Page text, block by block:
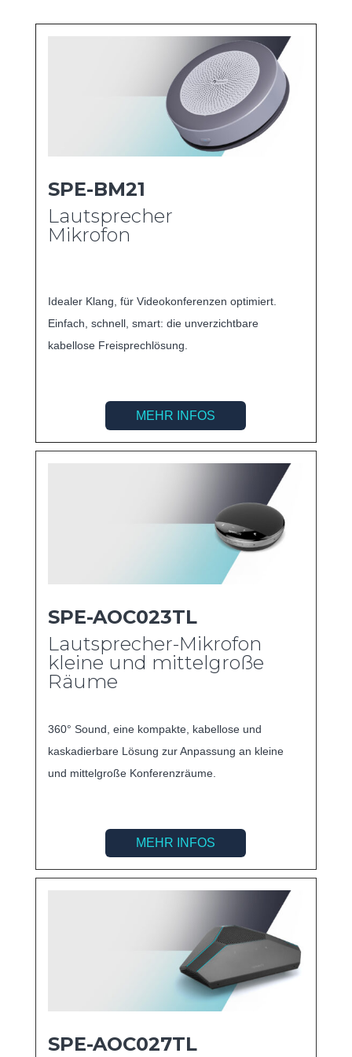
SPE-BM21
Lautsprecher
Mikrofon
Idealer Klang, für Videokonferenzen optimiert.
Einfach, schnell, smart: die unverzichtbare
kabellose Freisprechlösung.
MEHR INFOS
SPE-AOC023TL
Lautsprecher-Mikrofon
kleine und mittelgroße
Räume
360° Sound, eine kompakte, kabellose und
kaskadierbare Lösung zur Anpassung an kleine
und mittelgroße Konferenzräume.
MEHR INFOS
SPE-AOC027TL